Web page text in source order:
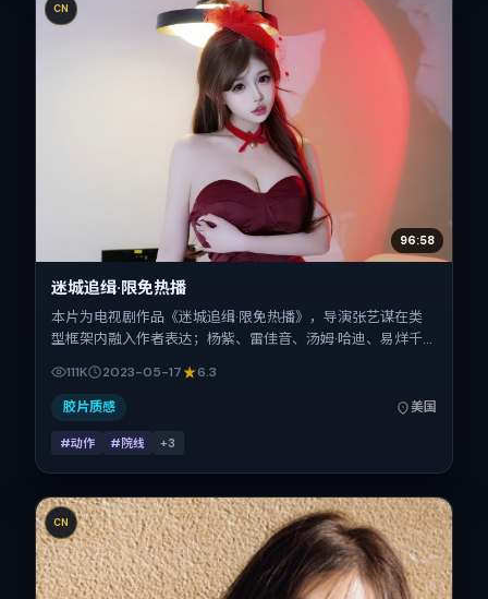
CN
96:58
迷城追缉·限免热播
本片为电视剧作品《迷城追缉·限免热播》，导演张艺谋在类
型框架内融入作者表达；杨紫、雷佳音、汤姆·哈迪、易烊千
背景为美国。上映时间 2023年5月17日（公映登记日 2023-
05-17），全片96分钟，节奏张弛有度。
111K 2023-05-17 6.3
胶片质感 美国
#动作 #院线 +3
CN